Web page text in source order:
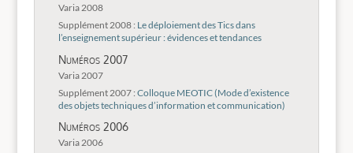
Varia 2008
Supplément 2008 : Le déploiement des Tics dans
l’enseignement supérieur : évidences et tendances
Numéros 2007
Varia 2007
Supplément 2007 : Colloque MEOTIC (Mode d’existence
des objets techniques d’information et communication)
Numéros 2006
Varia 2006